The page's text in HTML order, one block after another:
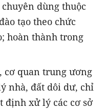
dùng thuộc
tạo theo chức
hoàn thành trong
cơ quan trung ương
nhà, đất dôi dư, chỉ
định xử lý các cơ sở